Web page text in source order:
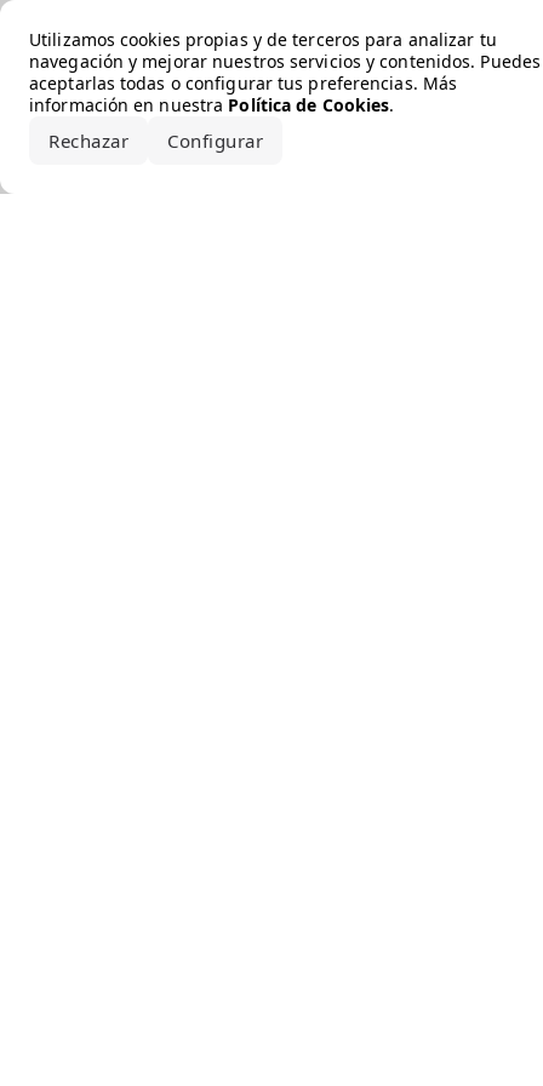
Utilizamos cookies propias y de terceros para analizar tu
navegación y mejorar nuestros servicios y contenidos. Puedes
aceptarlas todas o configurar tus preferencias. Más
información en nuestra Política de Cookies.
Rechazar Configurar
Error loading the brand